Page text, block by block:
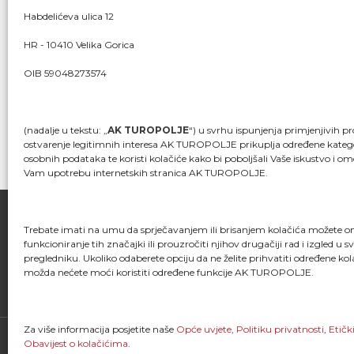
Habdelićeva ulica 12
HR - 10410 Velika Gorica
OIB 59048273574
(nadalje u tekstu: „AK TUROPOLJE“) u svrhu ispunjenja primjenjivih
ostvarenje legitimnih interesa AK TUROPOLJE prikuplja određene
osobnih podataka te koristi kolačiće kako bi poboljšali Vaše iskustvo i
Vam upotrebu internetskih stranica AK TUROPOLJE.
Trebate imati na umu da sprječavanjem ili brisanjem kolačića možete
funkcioniranje tih značajki ili prouzročiti njihov drugačiji rad i izgled u
pregledniku. Ukoliko odaberete opciju da ne želite prihvatiti određene
možda nećete moći koristiti određene funkcije AK TUROPOLJE.
Za više informacija posjetite naše Opće uvjete, Politiku privatnosti,
Obavijest o kolačićima.
FACEBOOK